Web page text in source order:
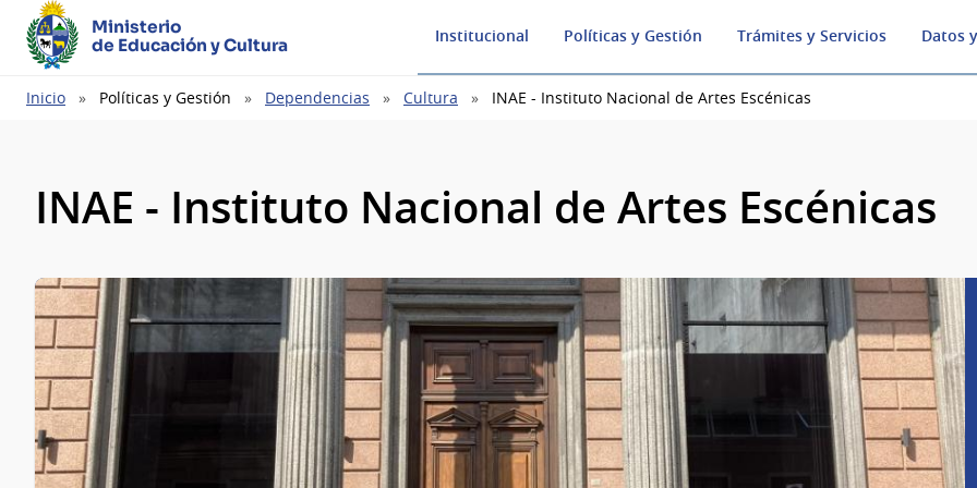
Ministerio
de Educación y Cultura
Institucional Políticas y Gestión Trámites y Servicios Datos
Ruta
Inicio Políticas y Gestión Dependencias Cultura INAE - Instituto Nacional de Artes Escénicas
INAE - Instituto Nacional de Artes Escénicas